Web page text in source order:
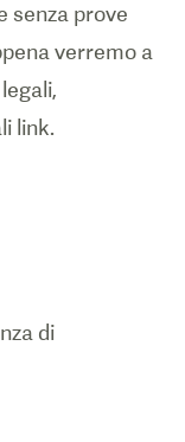
senza prove
verremo a
link.
di